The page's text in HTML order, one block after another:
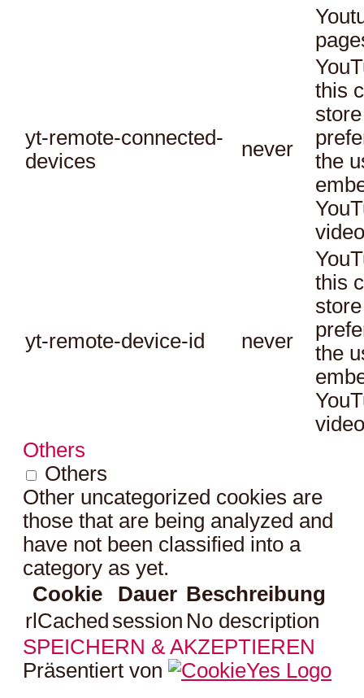
yt-remote-connected-
devices
never
this
the
yt-remote-device-id never
this
the
Others
Others
Other uncategorized cookies are
those that are being analyzed and
have not been classified into a
category as yet.
Cookie
Dauer Beschreibung
rlCached session No description
SPEICHERN & AKZEPTIEREN
Präsentiert von